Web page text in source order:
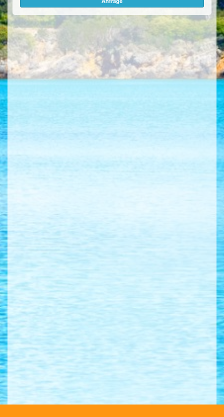
ÜBER UNS
KONTAKT/ANFRAGE
FEEDBACKS